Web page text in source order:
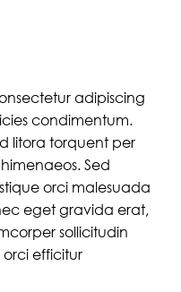
adipiscing
condimentum.
litora torquent per
Sed
orci malesuada
eget gravida erat,
sollicitudin
efficitur